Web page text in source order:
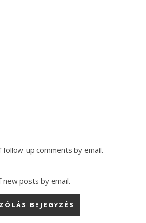
follow-up comments by email.
new posts by email.